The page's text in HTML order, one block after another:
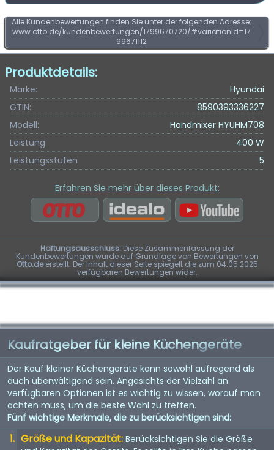
Alle Kundenbewertungen finden Sie unter der folgenden Adresse:
www.otto.de/kundenbewertungen/1799670720/#variationId=17
99671112
Produktdetails:
Marke:
Hyundai
GTIN:
8590393336227
Modell:
Handmixer HYUHM708
Leistung
400 W
Leistungsstufen
5
Erfahren Sie mehr über dieses Produkt:
Haftungsausschluss:Diese Zusammenfassung der
Kundenbewertungen wurde auf Grundlage von Bewertungen von
Otto.deerstellt. Der Inhalt dieser Seite spiegelt die zum 04.05.2025
verfügbaren Bewertungen wider.
Kaufratgeber für kleine Küchengeräte
Der Kauf kleiner Küchengeräte kann sowohl aufregend als
auch überwältigend sein. Angesichts der Vielzahl an
verfügbaren Optionen ist es wichtig zu wissen, worauf man
achten muss, um die beste Wahl zu treffen.
Fünf wichtige Merkmale, die zu berücksichtigen sind:
Größe und Kapazität: Berücksichtigen Sie die Größe